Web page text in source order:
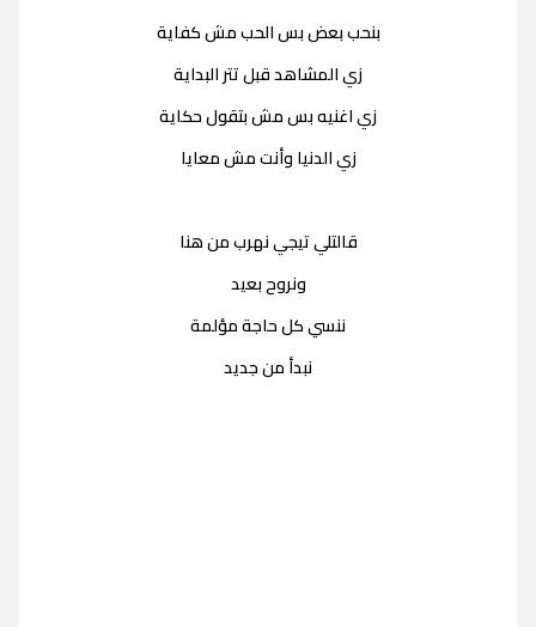
بنحب بعض بس الحب مش كفاية
زي المشاهد قبل تتر البداية
زي اغنيه بس مش بتقول حكاية
زي الدنيا وأنت مش معايا
قالتلي تيجي نهرب من هنا
ونروح بعيد
ننسي كل حاجة مؤلمة
نبدأ من جديد